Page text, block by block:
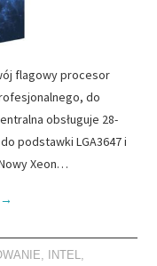
flagowy procesor
do
obsługuje 28-
podstawki LGA3647 i
Xeon…
→
, INTEL,